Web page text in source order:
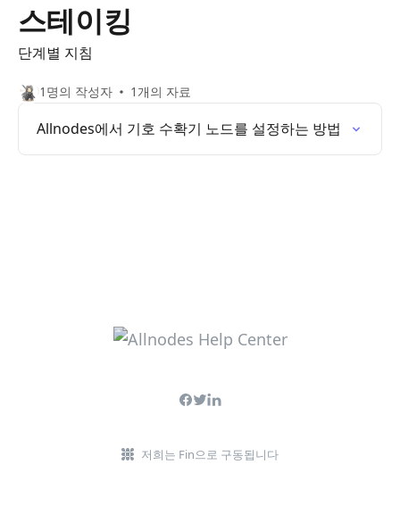
스테이킹
단계별 지침
1명의 작성자 1개의 자료
Allnodes에서 기호 수확기 노드를 설정하는 방법
저희는 Fin으로 구동됩니다